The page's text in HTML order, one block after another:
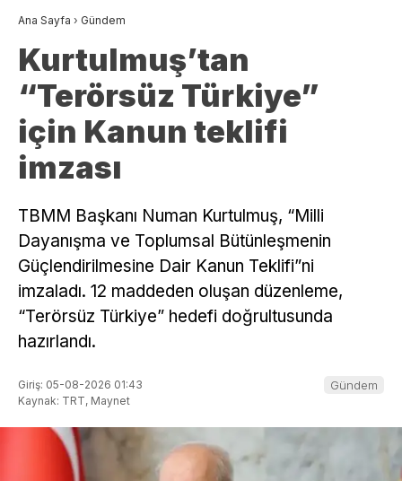
Ana Sayfa › Gündem
Kurtulmuş’tan
“Terörsüz Türkiye”
için Kanun teklifi
imzası
TBMM Başkanı Numan Kurtulmuş, “Milli
Dayanışma ve Toplumsal Bütünleşmenin
Güçlendirilmesine Dair Kanun Teklifi”ni
imzaladı. 12 maddeden oluşan düzenleme,
“Terörsüz Türkiye” hedefi doğrultusunda
hazırlandı.
Giriş: 05-08-2026 01:43
Kaynak: TRT, Maynet
Gündem